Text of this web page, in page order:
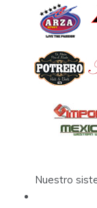
Nuestro